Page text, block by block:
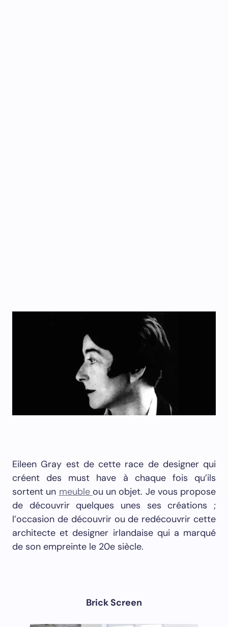
Eileen Gray est de cette race de designer qui
créent des must have à chaque fois qu’ils
sortent un meuble ou un objet. Je vous propose
de découvrir quelques unes ses créations ;
l’occasion de découvrir ou de redécouvrir cette
architecte et designer irlandaise qui a marqué
de son empreinte le 20e siècle.
Brick Screen